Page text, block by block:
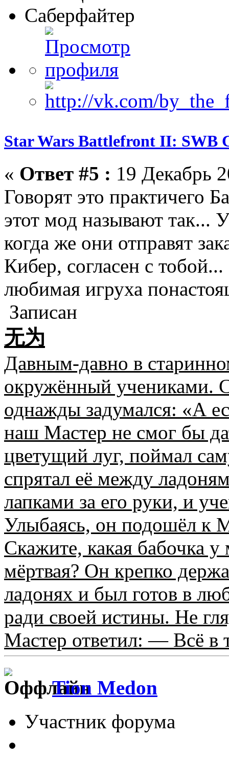
Саберфайтер
Star Wars Battlefront II: SWB
« Ответ #5 : 19 Декабрь
Говорят это практичего
этот мод называют так...
когда же они отправят
Кибер, согласен с
любимая игруха
Записан
无为
Давным-давно в
окружённый учениками.
однажды задумался: «А
наш Мастер не смог бы
цветущий луг, поймал
спрятал её между
лапками за его руки, и
Улыбаясь, он подошёл к
Скажите, какая бабочка
мёртвая? Он крепко
ладонях и был готов в
ради своей истины. Не
Мастер ответил: — Всё в
Tion Medon
Участник форума